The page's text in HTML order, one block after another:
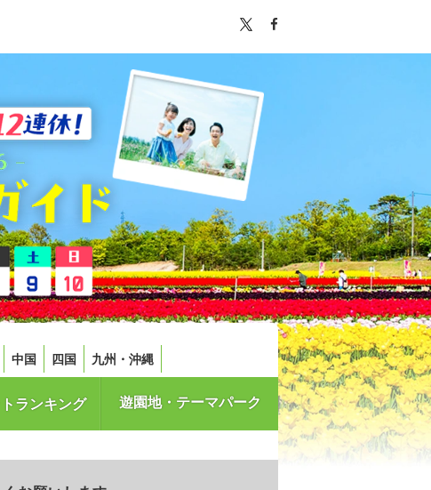
中国 四国 九州・沖縄
ランキング 遊園地・テーマパーク